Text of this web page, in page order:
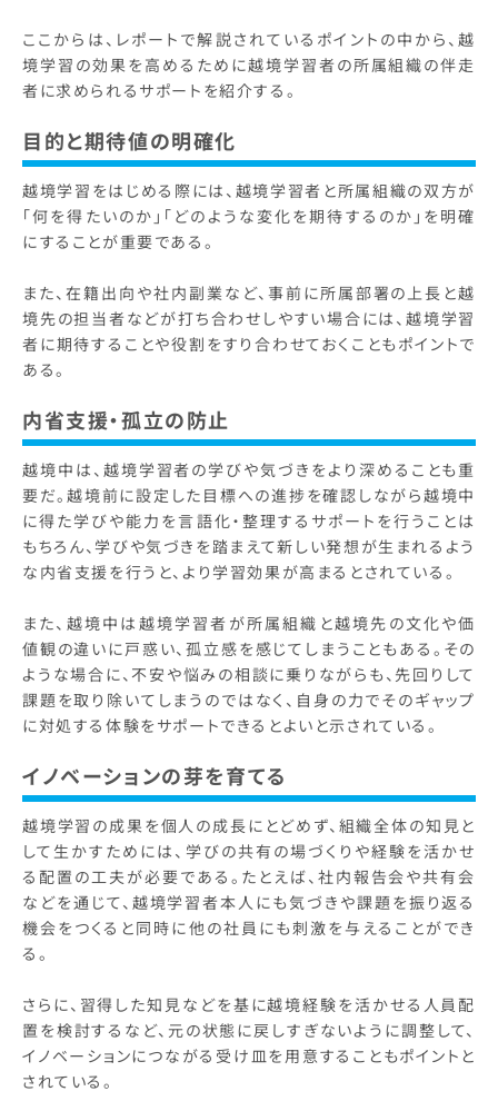
ここからは、レポートで解説されているポイントの中から、越
境学習の効果を高めるために越境学習者の所属組織の伴走
者に求められるサポートを紹介する。
目的と期待値の明確化
越境学習をはじめる際には、越境学習者と所属組織の双方が
「何を得たいのか」「どのような変化を期待するのか」を明確
にすることが重要である。
また、在籍出向や社内副業など、事前に所属部署の上長と越
境先の担当者などが打ち合わせしやすい場合には、越境学習
者に期待することや役割をすり合わせておくこともポイントで
ある。
内省支援・孤立の防止
越境中は、越境学習者の学びや気づきをより深めることも重
要だ。越境前に設定した目標への進捗を確認しながら越境中
に得た学びや能力を言語化・整理するサポートを行うことは
もちろん、学びや気づきを踏まえて新しい発想が生まれるよう
な内省支援を行うと、より学習効果が高まるとされている。
また、越境中は越境学習者が所属組織と越境先の文化や価
値観の違いに戸惑い、孤立感を感じてしまうこともある。その
ような場合に、不安や悩みの相談に乗りながらも、先回りして
課題を取り除いてしまうのではなく、自身の力でそのギャップ
に対処する体験をサポートできるとよいと示されている。
イノベーションの芽を育てる
越境学習の成果を個人の成長にとどめず、組織全体の知見と
して生かすためには、学びの共有の場づくりや経験を活かせ
る配置の工夫が必要である。たとえば、社内報告会や共有会
などを通じて、越境学習者本人にも気づきや課題を振り返る
機会をつくると同時に他の社員にも刺激を与えることができ
る。
さらに、習得した知見などを基に越境経験を活かせる人員配
置を検討するなど、元の状態に戻しすぎないように調整して、
イノベーションにつながる受け皿を用意することもポイントと
されている。